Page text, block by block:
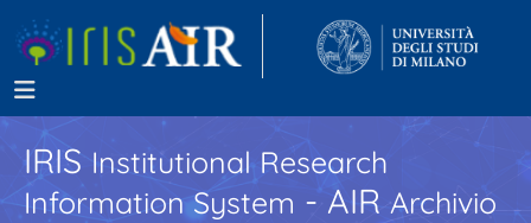
IRISInstitutional Research
Information System - AIR Archivio